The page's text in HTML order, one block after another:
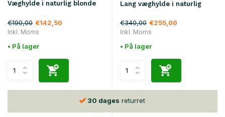
Væghylde i naturlig blonde
€190,00 €142,50
Inkl. Moms
• På lager
Lang væghylde i naturlig
€340,00 €255,00
Inkl. Moms
• På lager
30 dages returret